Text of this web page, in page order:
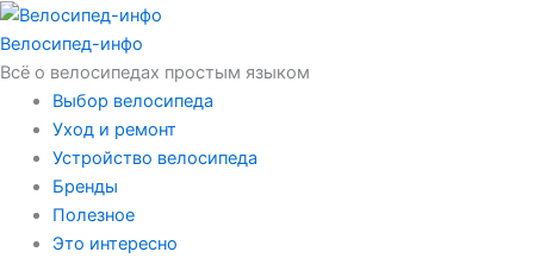
Перейти
к
содержимому
Велосипед-инфо
Всё о велосипедах простым языком
Выбор велосипеда
Уход и ремонт
Устройство велосипеда
Бренды
Полезное
Это интересно